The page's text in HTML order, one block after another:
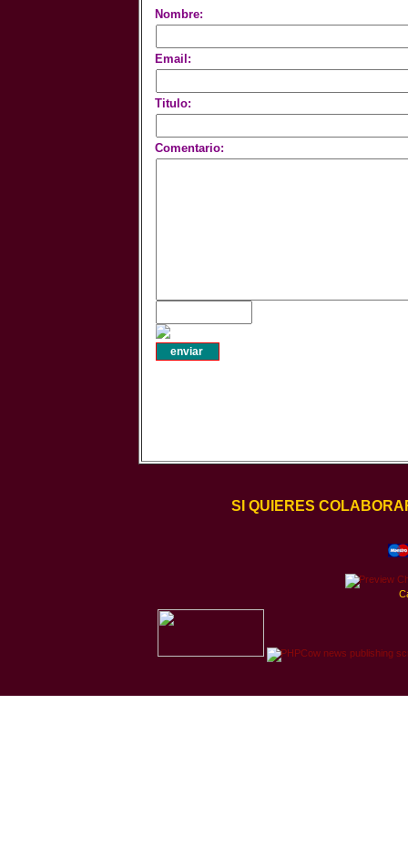
Nombre:
Email:
Titulo:
Comentario:
SI QUIERES